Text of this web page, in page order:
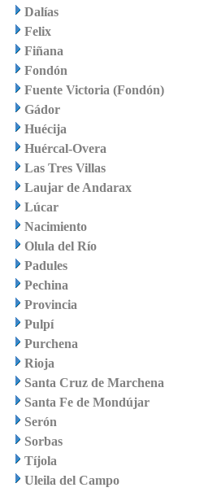
Dalías
Felix
Fiñana
Fondón
Fuente Victoria (Fondón)
Gádor
Huécija
Huércal-Overa
Las Tres Villas
Laujar de Andarax
Lúcar
Nacimiento
Olula del Río
Padules
Pechina
Provincia
Pulpí
Purchena
Rioja
Santa Cruz de Marchena
Santa Fe de Mondújar
Serón
Sorbas
Tíjola
Uleila del Campo